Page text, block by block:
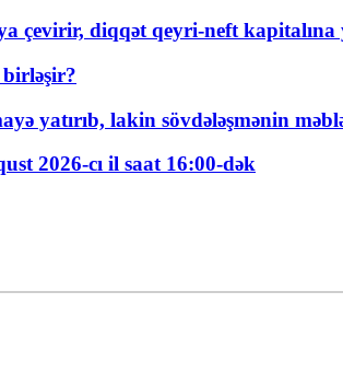
çevirir, diqqət qeyri-neft kapitalına
yatırıb, lakin sövdələşmənin
2026-cı il saat 16:00-dək